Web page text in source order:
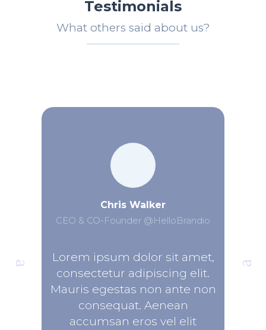
Testimonials
What others said about us?
Chris Walker
CEO & CO-Founder @HelloBrandio
Lorem ipsum dolor sit amet,
consectetur adipiscing elit.
Mauris egestas non ante non
consequat. Aenean
accumsan eros vel elit